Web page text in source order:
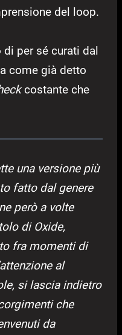
del loop.
di per sé curati dal
come già detto
costante che
una versione più
fatto dal genere
però a volte
di Oxide,
fra momenti di
al
si lascia indietro
che
da